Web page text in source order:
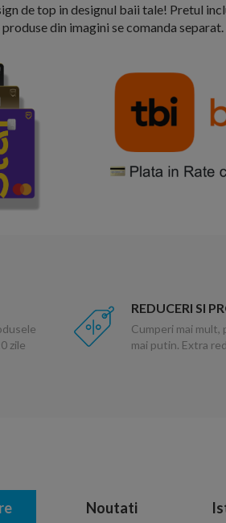
de top in designul baii tale! Pretul
din imagini se comanda separat.
zile
REDUCERI SI
Cumperi mai mult,
mai putin. Extra
Noutati